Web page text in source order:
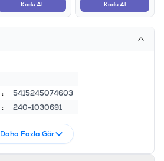
Kodu Al
Kodu Al
:
5415245074603
: 240-1030691
Daha Fazla Gör